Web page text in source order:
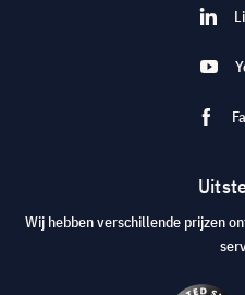
Wij hebben verschillende prijzen